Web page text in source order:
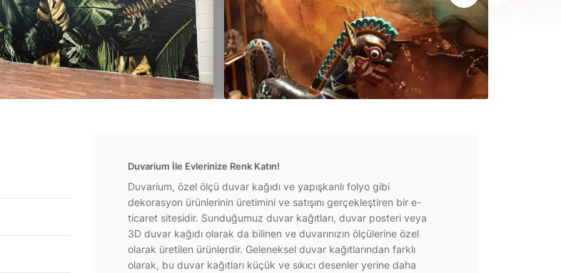
Duvarium İle Evlerinize Renk Katın!
Duvarium, özel ölçü duvar kağıdı ve yapışkanlı folyo gibi
dekorasyon ürünlerinin üretimini ve satışını gerçekleştiren bir e-
ticaret sitesidir. Sunduğumuz duvar kağıtları, duvar posteri veya
3D duvar kağıdı olarak da bilinen ve duvarınızın ölçülerine özel
olarak üretilen ürünlerdir. Geleneksel duvar kağıtlarından farklı
olarak, bu duvar kağıtları küçük ve sıkıcı desenler yerine daha